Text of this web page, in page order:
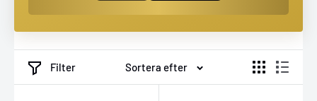
Filter Sortera efter